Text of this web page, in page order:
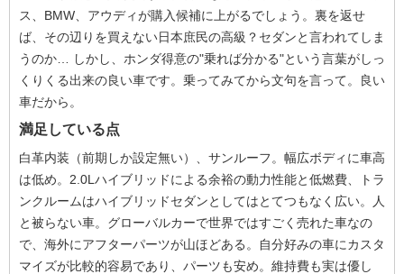
ス、BMW、アウディが購入候補に上がるでしょう。裏を返せ
ば、その辺りを買えない日本庶民の高級？セダンと言われてしま
うのか… しかし、ホンダ得意の"乗れば分かる"という言葉がしっ
くりくる出来の良い車です。乗ってみてから文句を言って。良い
車だから。
満足している点
白革内装（前期しか設定無い）、サンルーフ。幅広ボディに車高
は低め。2.0Lハイブリッドによる余裕の動力性能と低燃費、トラ
ンクルームはハイブリッドセダンとしてはとてつもなく広い。人
と被らない車。グローバルカーで世界ではすごく売れた車なの
で、海外にアフターパーツが山ほどある。自分好みの車にカスタ
マイズが比較的容易であり、パーツも安め。維持費も実は優し